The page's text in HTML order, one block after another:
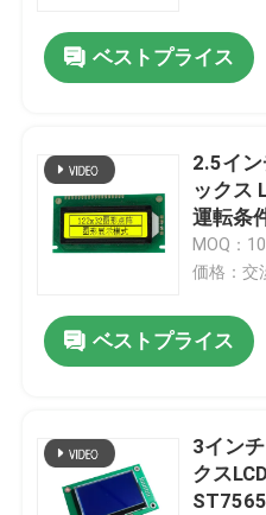
ベストプライス
2.5イ
ックス
運転条
イアス
MOQ：
価格：交
ベストプライス
3イン
クス